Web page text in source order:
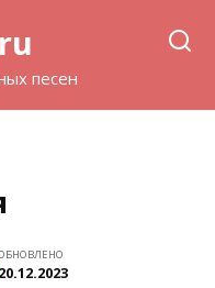
песен
20.12.2023